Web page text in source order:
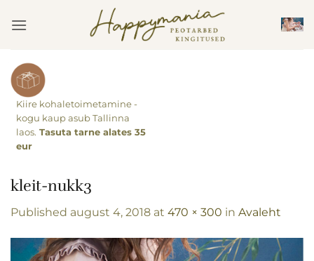
Kiire kohaletoimetamine -
kogu kaup asub Tallinna
laos. Tasuta tarne alates 35
eur
kleit-nukk3
Published august 4, 2018 at 470 × 300 in Avaleht